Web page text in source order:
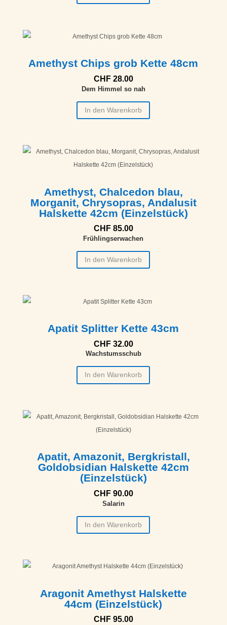
Amethyst Chips grob Kette 48cm
CHF28.00
Dem Himmel so nah
In den Warenkorb
Amethyst, Chalcedon blau,
Morganit, Chrysopras, Andalusit
Halskette 42cm (Einzelstück)
CHF85.00
Frühlingserwachen
In den Warenkorb
Apatit Splitter Kette 43cm
CHF32.00
Wachstumsschub
In den Warenkorb
Apatit, Amazonit, Bergkristall,
Goldobsidian Halskette 42cm
(Einzelstück)
CHF90.00
Salarin
In den Warenkorb
Aragonit Amethyst Halskette
44cm (Einzelstück)
CHF95.00